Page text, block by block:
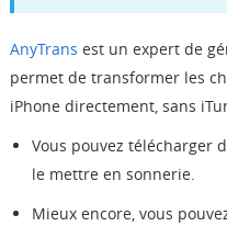
AnyTrans est un expert de
permet de transformer les
iPhone directement, sans
Vous pouvez télécharger
le mettre en sonnerie.
Mieux encore, vous